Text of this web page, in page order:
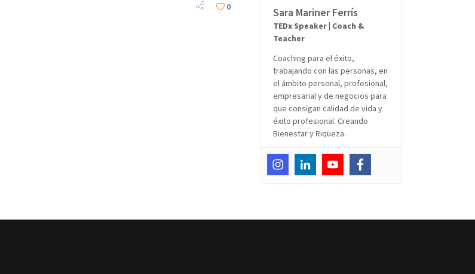
0 Sara Mariner Ferrís
TEDx Speaker | Coach &
Teacher
Coaching para el éxito,
trabajando con las personas, en
el ámbito personal, profesional,
empresarial y de negocios para
que consigan calidad de vida y
éxito profesional. Creando
Bienestar y Riqueza.